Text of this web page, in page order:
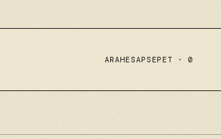
ARAHESAP SEPET ·0